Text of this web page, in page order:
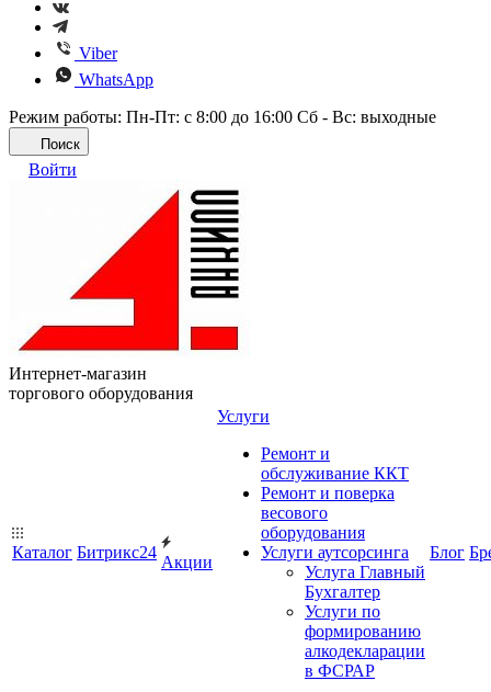
Viber
WhatsApp
Режим работы: Пн-Пт: с 8:00 до 16:00 Сб - Вс: выходные
Поиск
Войти
Интернет-магазин
торгового оборудования
Каталог Битрикс24
Акции
Услуги
Ремонт и
обслуживание ККТ
Ремонт и поверка
весового
оборудования
Услуги аутсорсинга
Услуга Главный
Бухгалтер
Услуги по
формированию
алкодекларации
в ФСРАР
Блог